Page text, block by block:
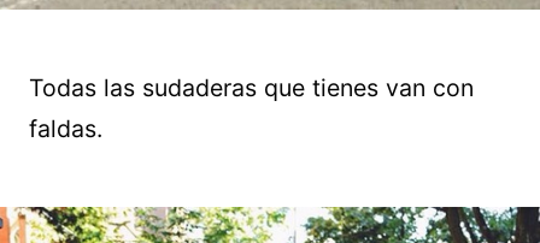
Todas las sudaderas que tienes van con
faldas.